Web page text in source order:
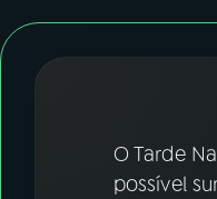
ACOMPANHE A RÁDIO
O Tarde
possível